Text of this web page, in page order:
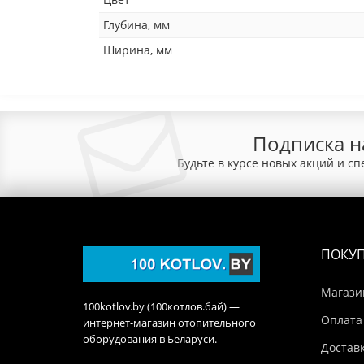
Глубина, мм
Ширина, мм
Подписка
Будьте в курсе новых акций и
100kotlov.by (100котлов.бай) —
интернет-магазин отопительного
оборудования в Беларуси.
Оплата